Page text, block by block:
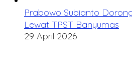
Prabowo Subianto
Lewat TPST Banyumas
29 April 2026